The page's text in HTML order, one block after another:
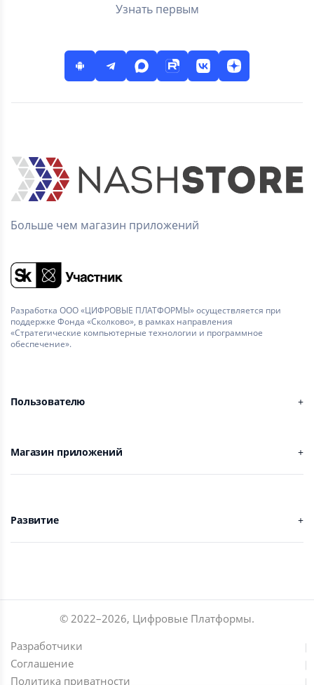
Узнать первым
Больше чем магазин приложений
Разработка ООО «ЦИФРОВЫЕ ПЛАТФОРМЫ» осуществляется при
поддержке Фонда «Сколково», в рамках направления
«Стратегические компьютерные технологии и программное
обеспечение».
Пользователю
Магазин приложений
Развитие
© 2022–2026, Цифровые Платформы.
Разработчики
Соглашение
Политика приватности